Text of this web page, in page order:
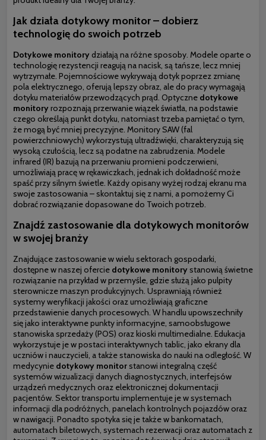
Jak działa dotykowy monitor – dobierz
technologię do swoich potrzeb
Dotykowe monitorydziałają na różne sposoby. Modele oparte o
technologię rezystencji reagują na nacisk, są tańsze, lecz mniej
wytrzymałe. Pojemnościowe wykrywają dotyk poprzez zmianę
pola elektrycznego, oferują lepszy obraz, ale do pracy wymagają
dotyku materiałów przewodzących prąd. Optyczne dotykowe
monitoryrozpoznają przerwanie wiązek światła, na podstawie
czego określają punkt dotyku, natomiast trzeba pamiętać o tym,
że mogą być mniej precyzyjne. Monitory SAW (fal
powierzchniowych) wykorzystują ultradźwięki, charakteryzują się
wysoką czułością, lecz są podatne na zabrudzenia. Modele
infrared (IR) bazują na przerwaniu promieni podczerwieni,
umożliwiają pracę w rękawiczkach, jednak ich dokładność może
spaść przy silnym świetle. Każdy opisany wyżej rodzaj ekranu ma
swoje zastosowania – skontaktuj się z nami, a pomożemy Ci
dobrać rozwiązanie dopasowane do Twoich potrzeb.
Znajdź zastosowanie dla dotykowych monitorów
w swojej branży
Znajdujące zastosowanie w wielu sektorach gospodarki,
dostępne w naszej ofercie dotykowe monitorystanowią świetne
rozwiązanie na przykład w przemyśle, gdzie służą jako pulpity
sterownicze maszyn produkcyjnych. Usprawniają również
systemy weryfikacji jakości oraz umożliwiają graficzne
przedstawienie danych procesowych. W handlu upowszechniły
się jako interaktywne punkty informacyjne, samoobsługowe
stanowiska sprzedaży (POS) oraz kioski multimedialne. Edukacja
wykorzystuje je w postaci interaktywnych tablic, jako ekrany dla
uczniów i nauczycieli, a także stanowiska do nauki na odległość. W
medycynie dotykowy monitorstanowi integralną część
systemów wizualizacji danych diagnostycznych, interfejsów
urządzeń medycznych oraz elektronicznej dokumentacji
pacjentów. Sektor transportu implementuje je w systemach
informacji dla podróżnych, panelach kontrolnych pojazdów oraz
w nawigacji. Ponadto spotyka się je także w bankomatach,
automatach biletowych, systemach rezerwacji oraz automatach z